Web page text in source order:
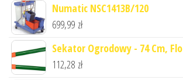
Numatic NSC1413B/120
699,99 zł
Sekator Ogrodowy - 74 Cm, Flo
112,28 zł